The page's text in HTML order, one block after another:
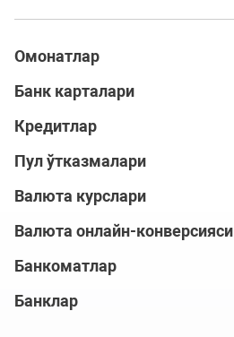
Омонатлар
Банк карталари
Кредитлар
Пул ўтказмалари
Валюта курслари
Валюта онлайн-конверсияси
Банкоматлар
Банклар